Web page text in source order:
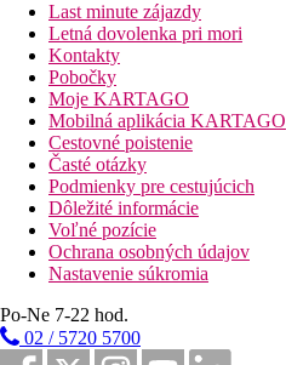
Last minute zájazdy
Letná dovolenka pri mori
Kontakty
Pobočky
Moje KARTAGO
Mobilná aplikácia KARTAGO
Cestovné poistenie
Časté otázky
Podmienky pre cestujúcich
Dôležité informácie
Voľné pozície
Ochrana osobných údajov
Nastavenie súkromia
Po-Ne 7-22 hod.
02 / 5720 5700